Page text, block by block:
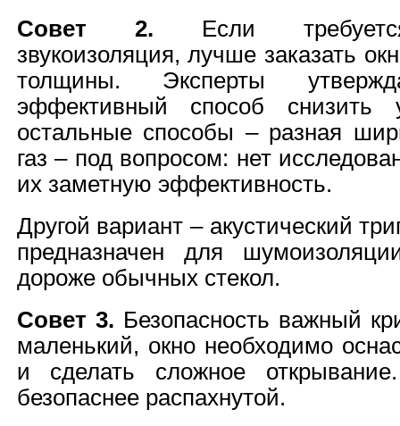
Совет 2. Если
звукоизоляция, лучше заказать
толщины. Эксперты
эффективный способ
остальные способы – разная
газ – под вопросом: нет
их заметную эффективность.
Другой вариант – акустический
предназначен для
дороже обычных стекол.
Совет 3. Безопасность важный
маленький, окно необходимо
и сделать сложное
безопаснее распахнутой.